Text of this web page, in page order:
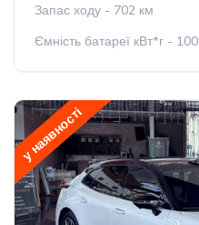
Запас ходу - 702 км
Ємність батареї кВт*г - 100
у наявності